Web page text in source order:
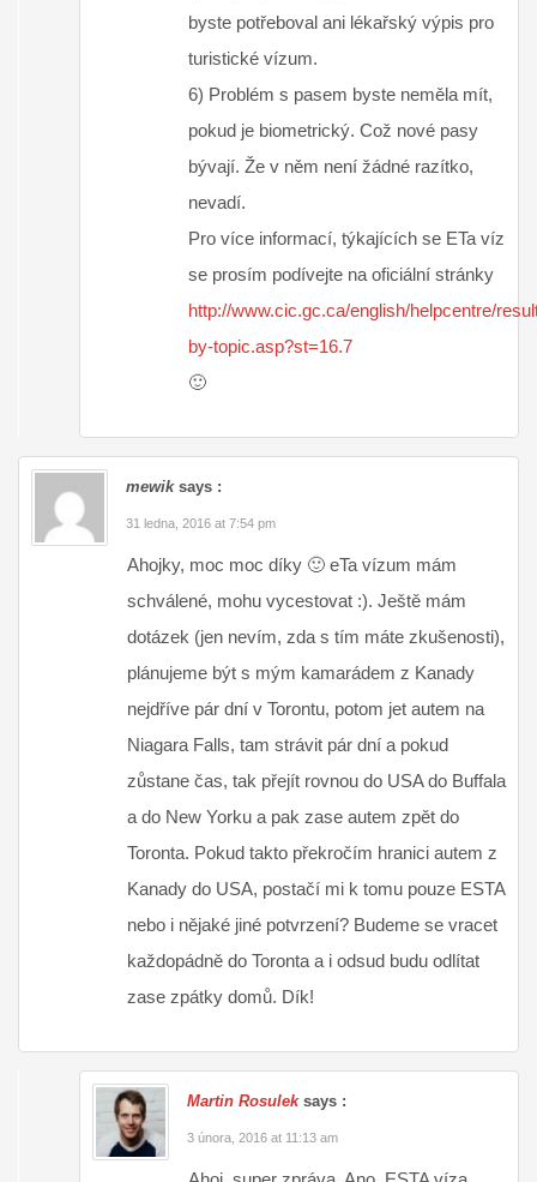
byste potřeboval ani lékařský výpis pro
turistické vízum.
6) Problém s pasem byste neměla mít,
pokud je biometrický. Což nové pasy
bývají. Že v něm není žádné razítko,
nevadí.
Pro více informací, týkajících se ETa víz
se prosím podívejte na oficiální stránky
http://www.cic.gc.ca/english/helpcentre/
by-topic.asp?st=16.7
🙂
mewiksays :
31 ledna, 2016 at 7:54 pm
Ahojky, moc moc díky 🙂 eTa vízum mám
schválené, mohu vycestovat :). Ještě mám
dotázek (jen nevím, zda s tím máte zkušenosti),
plánujeme být s mým kamarádem z Kanady
nejdříve pár dní v Torontu, potom jet autem na
Niagara Falls, tam strávit pár dní a pokud
zůstane čas, tak přejít rovnou do USA do Buffala
a do New Yorku a pak zase autem zpět do
Toronta. Pokud takto překročím hranici autem z
Kanady do USA, postačí mi k tomu pouze ESTA
nebo i nějaké jiné potvrzení? Budeme se vracet
každopádně do Toronta a i odsud budu odlítat
zase zpátky domů. Dík!
Martin Rosuleksays :
3 února, 2016 at 11:13 am